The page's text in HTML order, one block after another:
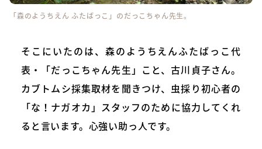
「森のようちえん ふたばっこ」のだっこちゃん先生。
そこにいたのは、森のようちえんふたばっこ代
表・「だっこちゃん先生」こと、古川貞子さん。
カブトムシ採集取材を聞きつけ、虫採り初心者の
「な！ナガオカ」スタッフのために協力してくれ
ると言います。心強い助っ人です。